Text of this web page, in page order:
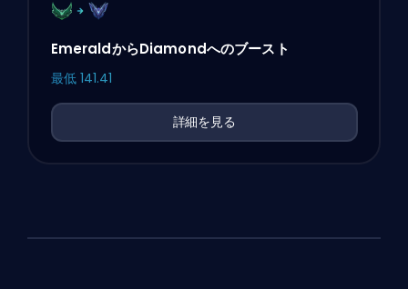
EmeraldからDiamondへのブースト
最低 141.41
詳細を見る